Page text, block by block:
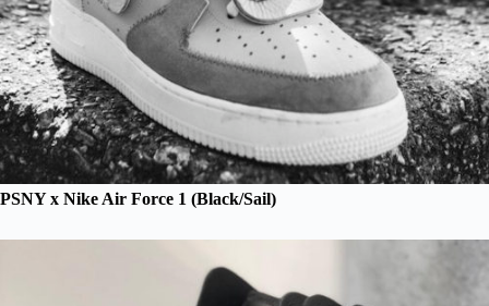
PSNY x Nike Air Force 1 (Black/Sail)